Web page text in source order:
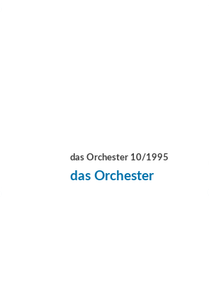
das Orchester 10/1995
das Orchester